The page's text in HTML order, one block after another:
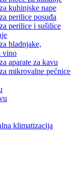
kuhinjske nape
perilice posuđa
perilice i sušilice
hladnjake,
vino
aparate za kavu
mikrovalne pećnice
klimatizacija